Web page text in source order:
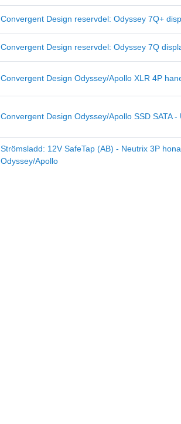
Convergent Design reservdel: Odyssey 7Q+
Convergent Design reservdel: Odyssey 7Q
Convergent Design Odyssey/Apollo XLR 4P
Convergent Design Odyssey/Apollo SSD SATA
Strömsladd: 12V SafeTap (AB) - Neutrix 3P
Odyssey/Apollo